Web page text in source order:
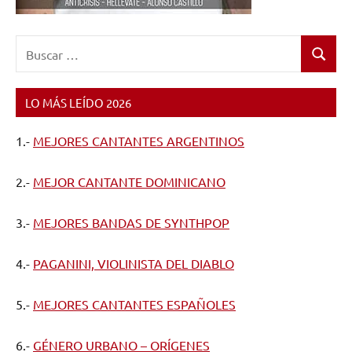
Buscar
LO MÁS LEÍDO 2026
1.- MEJORES CANTANTES ARGENTINOS
2.- MEJOR CANTANTE DOMINICANO
3.- MEJORES BANDAS DE SYNTHPOP
4.- PAGANINI, VIOLINISTA DEL DIABLO
5.- MEJORES CANTANTES ESPAÑOLES
6.- GÉNERO URBANO – ORÍGENES